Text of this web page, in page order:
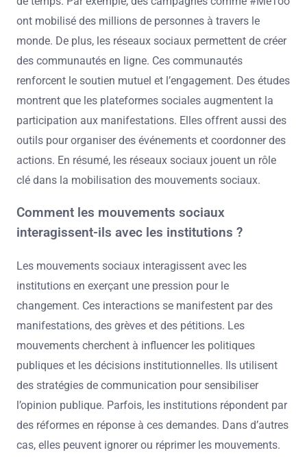
ont mobilisé des millions de personnes à travers le
monde. De plus, les réseaux sociaux permettent de créer
des communautés en ligne. Ces communautés
renforcent le soutien mutuel et l’engagement. Des études
montrent que les plateformes sociales augmentent la
participation aux manifestations. Elles offrent aussi des
outils pour organiser des événements et coordonner des
actions. En résumé, les réseaux sociaux jouent un rôle
clé dans la mobilisation des mouvements sociaux.
Comment les mouvements sociaux
interagissent-ils avec les institutions ?
Les mouvements sociaux interagissent avec les
institutions en exerçant une pression pour le
changement. Ces interactions se manifestent par des
manifestations, des grèves et des pétitions. Les
mouvements cherchent à influencer les politiques
publiques et les décisions institutionnelles. Ils utilisent
des stratégies de communication pour sensibiliser
l’opinion publique. Parfois, les institutions répondent par
des réformes en réponse à ces demandes. Dans d’autres
cas, elles peuvent ignorer ou réprimer les mouvements.